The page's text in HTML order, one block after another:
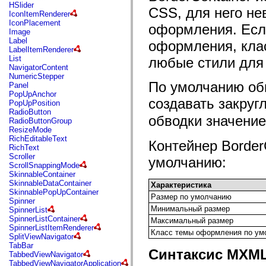
flash.net.dns
flash.net.drm
flash.notifications
flash.permissions
flash.printing
flash.profiler
flash.sampler
flash.security
flash.sensors
flash.system
flash.text
flash.text.engine
flash.text.ime
flash.ui
flash.utils
flash.xml
flashx.textLayout
flashx.textLayout.compose
flashx.textLayout.container
flashx.textLayout.conversion
flashx.textLayout.edit
flashx.textLayout.elements
flashx.textLayout.events
flashx.textLayout.factory
flashx.textLayout.formats
flashx.textLayout.operations
flashx.textLayout.utils
flashx.undo
mx.accessibility
mx.automation
HSlider
IconItemRenderer
IconPlacement
Image
Label
LabelItemRenderer
List
NavigatorContent
NumericStepper
Panel
PopUpAnchor
PopUpPosition
RadioButton
RadioButtonGroup
ResizeMode
RichEditableText
RichText
Scroller
ScrollSnappingMode
SkinnableContainer
SkinnableDataContainer
SkinnablePopUpContainer
Spinner
SpinnerList
SpinnerListContainer
SpinnerListItemRenderer
SplitViewNavigator
TabBar
TabbedViewNavigator
TabbedViewNavigatorApplication
CSS, для него
оформления.
оформления,
любые стили
По умолчанию
создавать
обводки
Контейнер
умолчанию:
Характеристика
Размер по умолчанию
Минимальный размер
Максимальный размер
Класс темы оформления по
Синтаксис